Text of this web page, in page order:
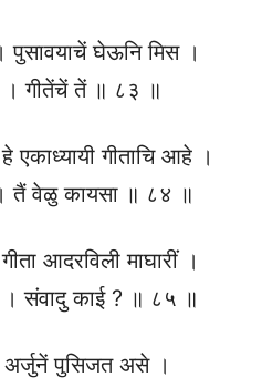
पुसावयाचें घेऊनि मिस ।
गीतेंचें तें ॥ ८३ ॥
एकाध्यायी गीताचि आहे ।
तैं वेळु कायसा ॥ ८४ ॥
आदरविली माघारीं ।
। संवादु काई ? ॥ ८५ ॥
पुसिजत असे ।